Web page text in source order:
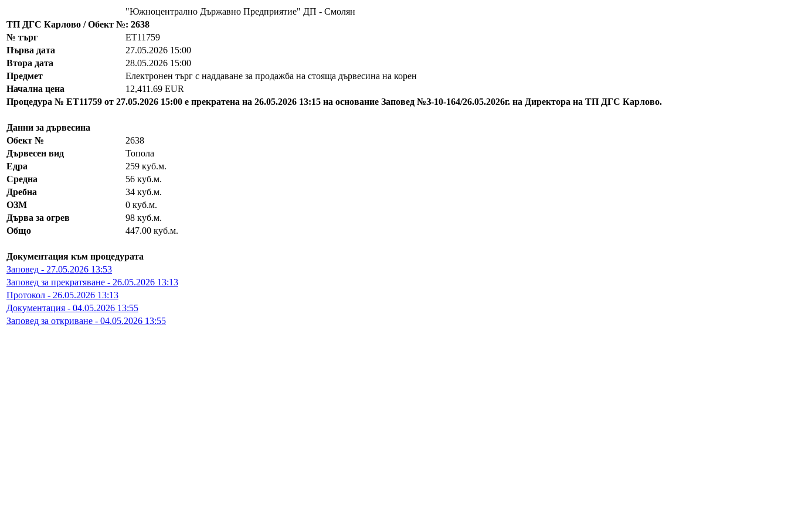
"Южноцентрално Държавно Предприятие" ДП - Смолян
ТП ДГС Карлово / Обект №: 2638
№ търг
EТ11759
Първа дата
27.05.2026 15:00
Втора дата
28.05.2026 15:00
Предмет
Електронен търг с наддаване за продажба на стояща дървесина на корен
Начална цена
12,411.69 EUR
Процедура № ЕТ11759 от 27.05.2026 15:00 е прекратена на 26.05.2026 13:15 на основание Заповед №З-10-164/26.05.2026г. на Директора на ТП ДГС Карлово.
Данни за дървесина
Обект №
2638
Дървесен вид
Топола
Едра
259 куб.м.
Средна
56 куб.м.
Дребна
34 куб.м.
ОЗМ
0 куб.м.
Дърва за огрев
98 куб.м.
Общо
447.00 куб.м.
Документация към процедурата
Заповед - 27.05.2026 13:53
Заповед за прекратяване - 26.05.2026 13:13
Протокол - 26.05.2026 13:13
Документация - 04.05.2026 13:55
Заповед за откриване - 04.05.2026 13:55